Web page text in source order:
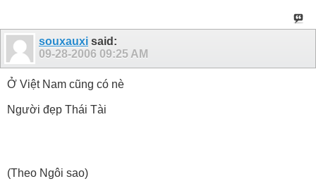
souxauxi said:
09-28-2006 09:25 AM
Ở Việt Nam cũng có nè
Người đẹp Thái Tài
(Theo Ngôi sao)